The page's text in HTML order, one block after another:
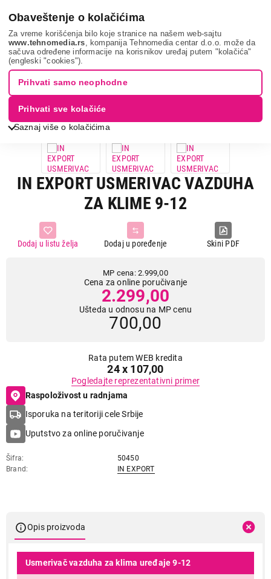
Obaveštenje o kolačićima
Za vreme korišćenja bilo koje stranice na našem web-sajtu
www.tehnomedia.rs , kompanija Tehnomedia centar d.o.o. može da
sačuva određene informacije na korisnikov uređaj putem "kolačića"
(engleski "cookies").
Saznaj više o kolačićima
Prihvati samo neophodne
Prihvati sve kolačiće
Grejanje i hlađenje
Oprema i sredstva za grejanje i hlađenje
Oprema za održavanje
In export usmer...
23% UŠTEDA.
IN EXPORT USMERIVAC VAZDUHA
ZA KLIME 9-12
Skini PDF
Dodaj u poređenje
Dodaj u listu želja
MP cena: 2.999,00
Cena za online poručivanje
2.299,00
Ušteda u odnosu na MP cenu
700,00
Rata putem WEB kredita
24 x 107,00
Pogledajte reprezentativni primer
Raspoloživost u radnjama
Isporuka na teritoriji cele Srbije
Uputstvo za online poručivanje
Šifra
50450
Brand
IN EXPORT
Opis proizvoda
Usmerivač vazduha za klima uređaje 9-12